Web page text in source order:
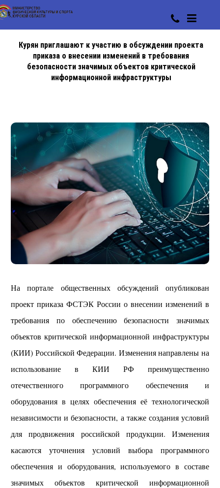
Курян приглашают к участию в обсуждении проекта
приказа о внесении изменений в требования
безопасности значимых объектов критической
информационной инфраструктуры
На портале общественных обсуждений опубликован
проект приказа ФСТЭК России о внесении изменений в
требования по обеспечению безопасности значимых
объектов критической информационной инфраструктуры
(КИИ) Российской Федерации. Изменения направлены на
использование в КИИ РФ преимущественно
отечественного программного обеспечения и
оборудования в целях обеспечения её технологической
независимости и безопасности, а также создания условий
для продвижения российской продукции. Изменения
касаются уточнения условий выбора программного
обеспечения и оборудования, используемого в составе
значимых объектов критической информационной